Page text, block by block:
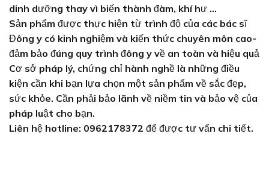
dinh dưỡng thay vì biến thành đàm, khí hư …
Sản phẩm được thực hiện từ trình độ của các bác sĩ
Đông y có kinh nghiệm và kiến thức chuyên môn cao-
đảm bảo đúng quy trình đông y về an toàn và hiệu quả
Cơ sở pháp lý, chứng chỉ hành nghề là những điều
kiện cần khi bạn lựa chọn một sản phẩm về sắc đẹp,
sức khỏe. Cần phải bảo lãnh về niềm tin và bảo vệ của
pháp luật cho bạn.
Liên hệ hotline: 0962178372 để được tư vấn chi tiết.